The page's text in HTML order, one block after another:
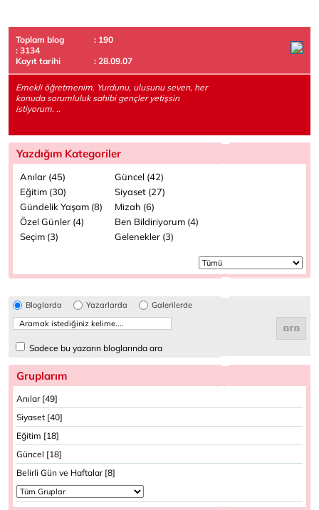
Toplam blog
: 190
: 3134
Kayıt tarihi
: 28.09.07
Emekli öğretmenim. Yurdunu, ulusunu seven, her
konuda sorumluluk sahibi gençler yetişsin
istiyorum. ..
Yazdığım Kategoriler
Anılar (45)
Güncel (42)
Eğitim (30)
Siyaset (27)
Gündelik Yaşam (8)
Mizah (6)
Özel Günler (4)
Ben Bildiriyorum (4)
Seçim (3)
Gelenekler (3)
Bloglarda Yazarlarda Galerilerde
Sadece bu yazarın bloglarında ara
Gruplarım
Anılar [49]
Siyaset [40]
Eğitim [18]
Güncel [18]
Belirli Gün ve Haftalar [8]